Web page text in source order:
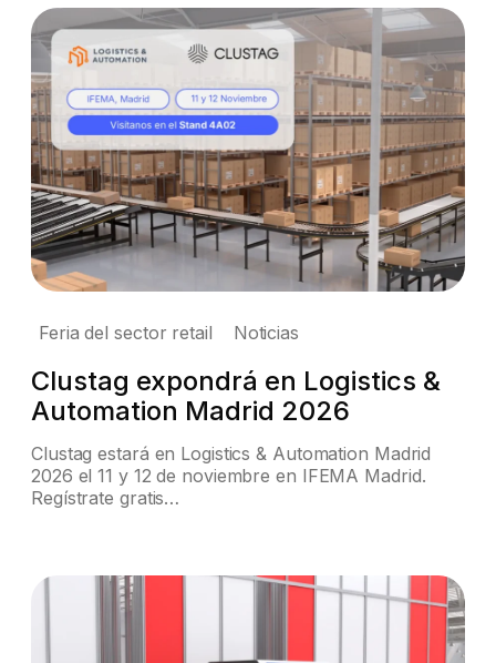
Feria del sector retail Noticias
Clustag expondrá en Logistics &
Automation Madrid 2026
Clustag estará en Logistics & Automation Madrid
2026 el 11 y 12 de noviembre en IFEMA Madrid.
Regístrate gratis…